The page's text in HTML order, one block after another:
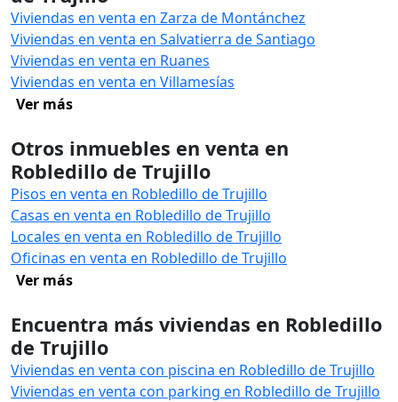
Viviendas en venta en Zarza de Montánchez
Viviendas en venta en Salvatierra de Santiago
Viviendas en venta en Ruanes
Viviendas en venta en Villamesías
Ver más
Otros inmuebles en venta en
Robledillo de Trujillo
Pisos en venta en Robledillo de Trujillo
Casas en venta en Robledillo de Trujillo
Locales en venta en Robledillo de Trujillo
Oficinas en venta en Robledillo de Trujillo
Ver más
Encuentra más viviendas en Robledillo
de Trujillo
Viviendas en venta con piscina en Robledillo de Trujillo
Viviendas en venta con parking en Robledillo de Trujillo